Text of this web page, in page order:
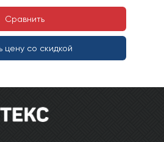
Сравнить
цену со скидкой